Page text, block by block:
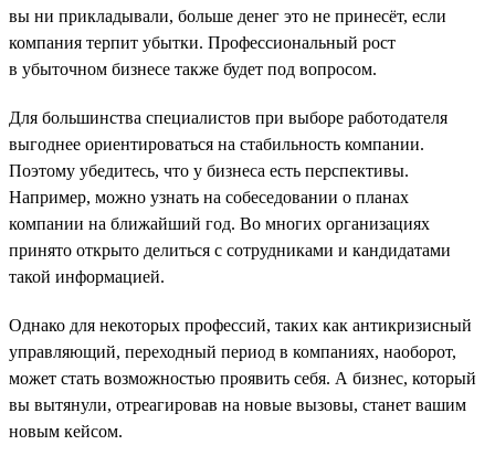
вы ни прикладывали, больше денег это не принесёт, если
компания терпит убытки. Профессиональный рост
в убыточном бизнесе также будет под вопросом.
Для большинства специалистов при выборе работодателя
выгоднее ориентироваться на стабильность компании.
Поэтому убедитесь, что у бизнеса есть перспективы.
Например, можно узнать на собеседовании о планах
компании на ближайший год. Во многих организациях
принято открыто делиться с сотрудниками и кандидатами
такой информацией.
Однако для некоторых профессий, таких как антикризисный
управляющий, переходный период в компаниях, наоборот,
может стать возможностью проявить себя. А бизнес, который
вы вытянули, отреагировав на новые вызовы, станет вашим
новым кейсом.